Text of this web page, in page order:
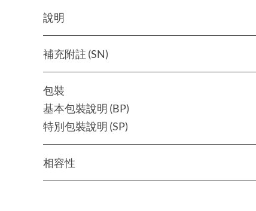
說明
補充附註 (SN)
包裝
基本包裝說明 (BP)
特別包裝說明 (SP)
相容性